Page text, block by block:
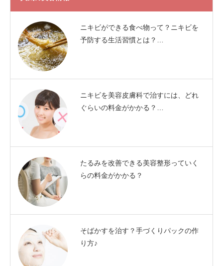
ニキビができる食べ物って？ニキビを
予防する生活習慣とは？…
ニキビを美容皮膚科で治すには、どれ
ぐらいの料金がかかる？…
たるみを改善できる美容整形っていく
らの料金がかかる？
そばかすを治す？手づくりパックの作
り方♪